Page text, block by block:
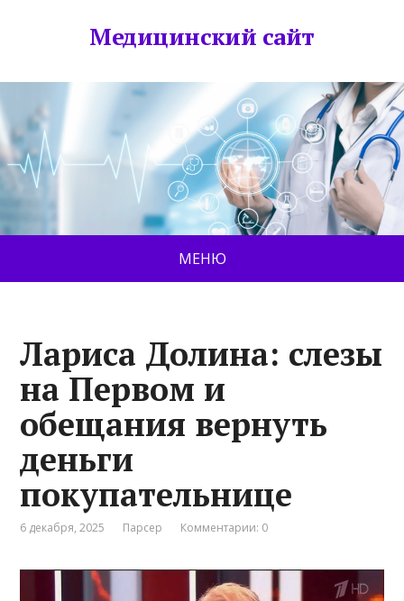
Медицинский сайт
МЕНЮ
Лариса Долина: слезы
на Первом и
обещания вернуть
деньги
покупательнице
6 декабря, 2025 Парсер Комментарии: 0